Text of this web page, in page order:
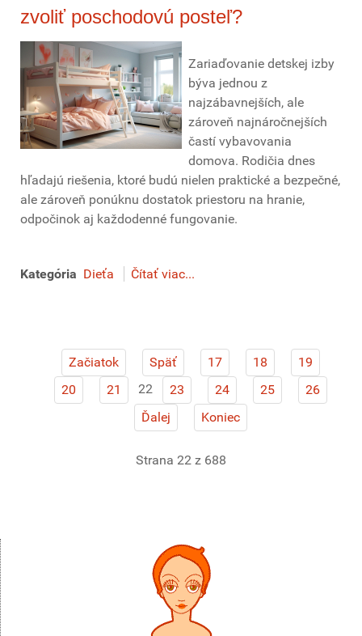
zvoliť poschodovú posteľ?
Zariaďovanie detskej izby
býva jednou z
najzábavnejších, ale
zároveň najnáročnejších
častí vybavovania
domova. Rodičia dnes
hľadajú riešenia, ktoré budú nielen praktické a bezpečné,
ale zároveň ponúknu dostatok priestoru na hranie,
odpočinok aj každodenné fungovanie.
Kategória Dieťa Čítať viac...
Začiatok Späť 17 18
19
20
21 22 23 24 25
26
Ďalej
Koniec
Strana 22 z 688